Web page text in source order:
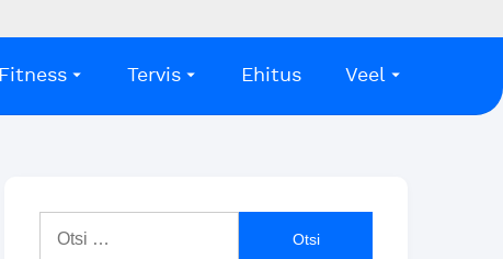
Fitness Tervis Ehitus Veel